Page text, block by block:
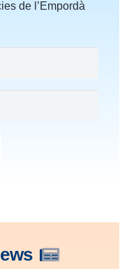
de l’Empordà